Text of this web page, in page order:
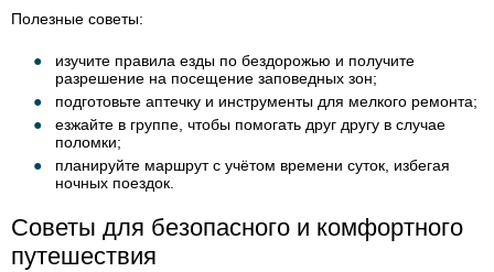
Полезные советы:
изучите правила езды по бездорожью и получите
разрешение на посещение заповедных зон;
подготовьте аптечку и инструменты для мелкого ремонта;
езжайте в группе, чтобы помогать друг другу в случае
поломки;
планируйте маршрут с учётом времени суток, избегая
ночных поездок.
Советы для безопасного и комфортного
путешествия